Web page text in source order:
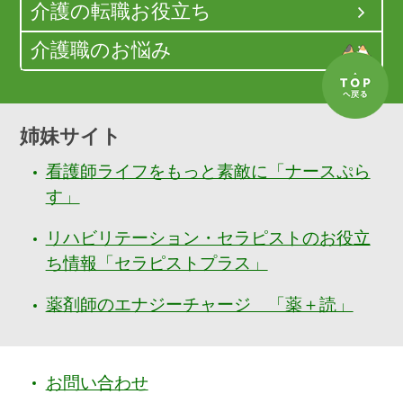
介護の転職お役立ち
介護職のお悩み
姉妹サイト
看護師ライフをもっと素敵に「ナースぷら
す」
リハビリテーション・セラピストのお役立
ち情報「セラピストプラス」
薬剤師のエナジーチャージ 「薬＋読」
お問い合わせ